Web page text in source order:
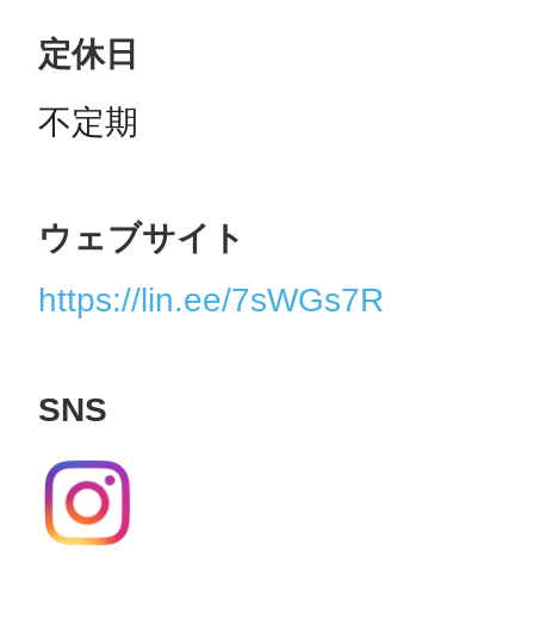
定休日
不定期
ウェブサイト
https://lin.ee/7sWGs7R
SNS